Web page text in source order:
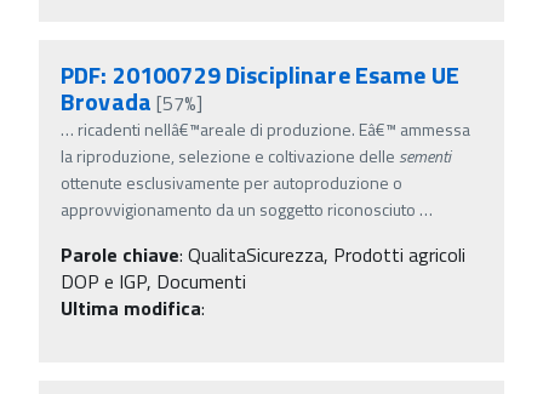
PDF: 20100729 Disciplinare Esame UE
Brovada [57%]
… ricadenti nellâ€™areale di produzione. Eâ€™ ammessa
la riproduzione, selezione e coltivazione delle sementi
ottenute esclusivamente per autoproduzione o
approvvigionamento da un soggetto riconosciuto …
Parole chiave: QualitaSicurezza, Prodotti agricoli
DOP e IGP, Documenti
Ultima modifica: